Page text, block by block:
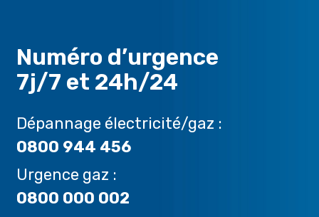
Numéro d’urgence
7j/7 et 24h/24
Dépannage électricité/gaz :
0800 944 456
Urgence gaz :
0800 000 002